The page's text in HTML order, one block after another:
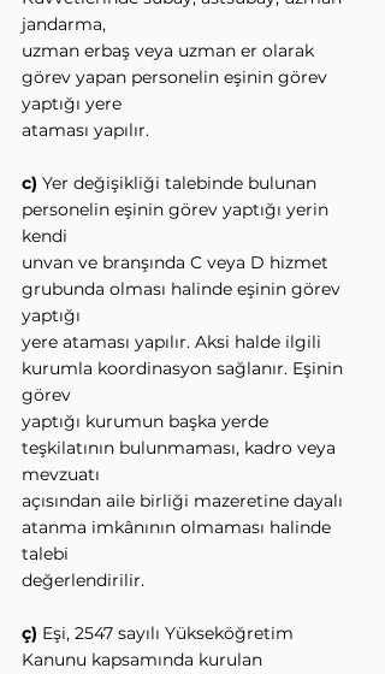
jandarma,
uzman erbaş veya uzman er olarak
görev yapan personelin eşinin görev
yaptığı yere
ataması yapılır.
c) Yer değişikliği talebinde bulunan
personelin eşinin görev yaptığı yerin
kendi
unvan ve branşında C veya D hizmet
grubunda olması halinde eşinin görev
yaptığı
yere ataması yapılır. Aksi halde ilgili
kurumla koordinasyon sağlanır. Eşinin
görev
yaptığı kurumun başka yerde
teşkilatının bulunmaması, kadro veya
mevzuatı
açısından aile birliği mazeretine dayalı
atanma imkânının olmaması halinde
talebi
değerlendirilir.
ç) Eşi, 2547 sayılı Yükseköğretim
Kanunu kapsamında kurulan